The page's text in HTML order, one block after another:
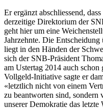
Er ergänzt abschliessend,
derzeitige Direktorium der
geht hier um eine
Jahrzehnte. Die
liegt in den Händen der
sich der SNB-Präsident
am Ustertag 2014 auch
Vollgeld-Initiative sagte er
«letztlich nicht von einem
zu beantworten sind, sondern
unserer Demokratie das